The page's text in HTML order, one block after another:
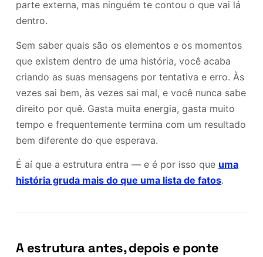
parte externa, mas ninguém te contou o que vai lá
dentro.
Sem saber quais são os elementos e os momentos
que existem dentro de uma história, você acaba
criando as suas mensagens por tentativa e erro. Às
vezes sai bem, às vezes sai mal, e você nunca sabe
direito por quê. Gasta muita energia, gasta muito
tempo e frequentemente termina com um resultado
bem diferente do que esperava.
É aí que a estrutura entra — e é por isso que uma
história gruda mais do que uma lista de fatos.
A estrutura antes, depois e ponte